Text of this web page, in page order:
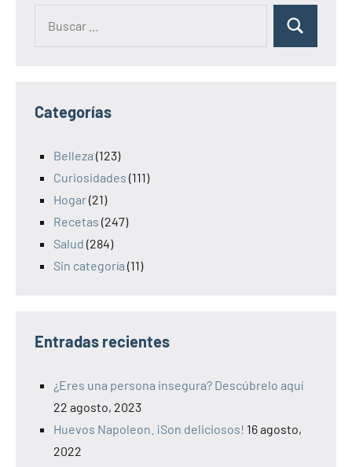
Categorías
Belleza (123)
Curiosidades (111)
Hogar(21)
Recetas (247)
Salud (284)
Sin categoría (11)
Entradas recientes
¿Eres una persona insegura? Descúbrelo aquí
22 agosto, 2023
Huevos Napoleon. ¡Son deliciosos! 16 agosto,
2022